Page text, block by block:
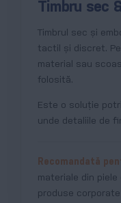
Timbru sec
Timbrul sec și
tactil și discret.
material sau
folosită.
Este o soluție
unde detaliile de
Recomandată
materiale din
produse corporate